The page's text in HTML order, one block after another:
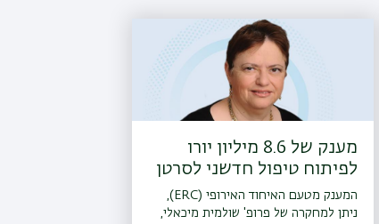
מענק של 8.6 מיליון יורו
לפיתוח טיפול חדשני לסרטן
ומחלות זיהומיות
המענק מטעם האיחוד האירופי (ERC),
ניתן למחקרה של פרופ' שולמית מיכאלי,